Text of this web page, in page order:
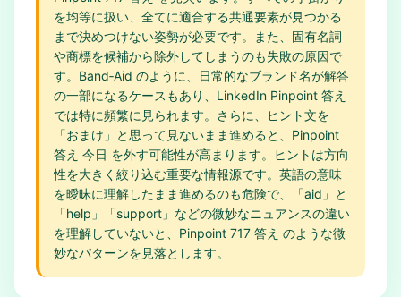
を均等に扱い、全てに適合する共通要素が見つかる
まで決めつけない姿勢が必要です。また、固有名詞
や商標を候補から除外してしまうのも失敗の原因で
す。Band‑Aid のように、日常的なブランド名が解答
の一部になるケースもあり、LinkedIn Pinpoint 答え
では特に頻繁に見られます。さらに、ヒント文を
「おまけ」と思って見ないまま進めると、Pinpoint
答え 今日 を外す可能性が高まります。ヒントは方向
性を大きく絞り込む重要な情報源です。英語の意味
を曖昧に理解したまま進めるのも危険で、「aid」と
「help」「support」などの微妙なニュアンスの違い
を理解していないと、Pinpoint 717 答え のような微
妙なパターンを見落とします。